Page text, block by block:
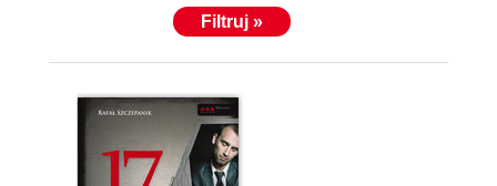
Filtruj »